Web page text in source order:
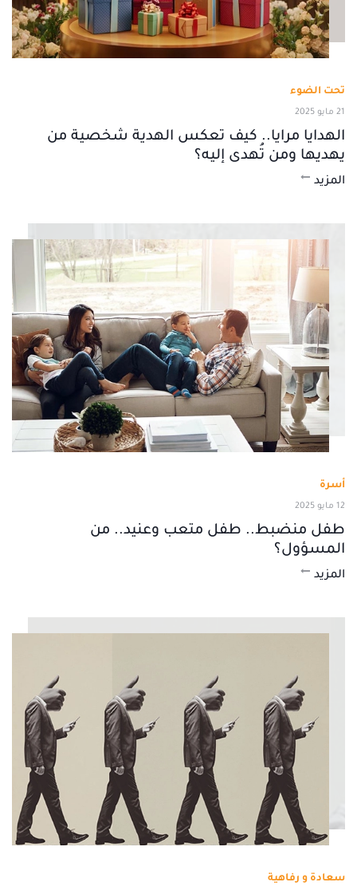
تحت الضوء
21 مايو 2025
الهدايا مرايا.. كيف تعكس الهدية شخصية من
يهديها ومن تُهدى إليه؟
المزيد
أسرة
12 مايو 2025
طفل منضبط.. طفل متعب وعنيد.. من
المسؤول؟
المزيد
سعادة و رفاهية